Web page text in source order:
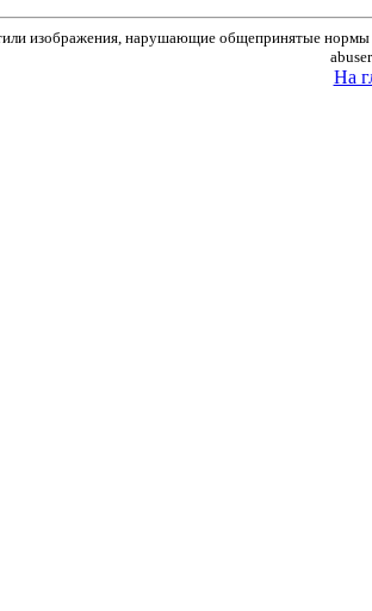
изображения, нарушающие общепринятые нормы
На